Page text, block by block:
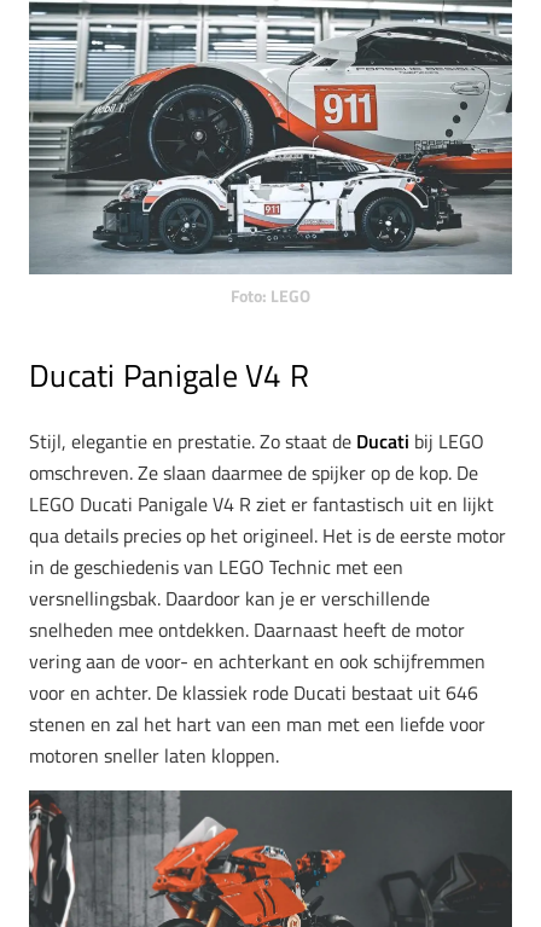
Foto: LEGO
Ducati Panigale V4 R
Stijl, elegantie en prestatie. Zo staat de Ducati bij LEGO
omschreven. Ze slaan daarmee de spijker op de kop. De
LEGO Ducati Panigale V4 R ziet er fantastisch uit en lijkt
qua details precies op het origineel. Het is de eerste motor
in de geschiedenis van LEGO Technic met een
versnellingsbak. Daardoor kan je er verschillende
snelheden mee ontdekken. Daarnaast heeft de motor
vering aan de voor- en achterkant en ook schijfremmen
voor en achter. De klassiek rode Ducati bestaat uit 646
stenen en zal het hart van een man met een liefde voor
motoren sneller laten kloppen.